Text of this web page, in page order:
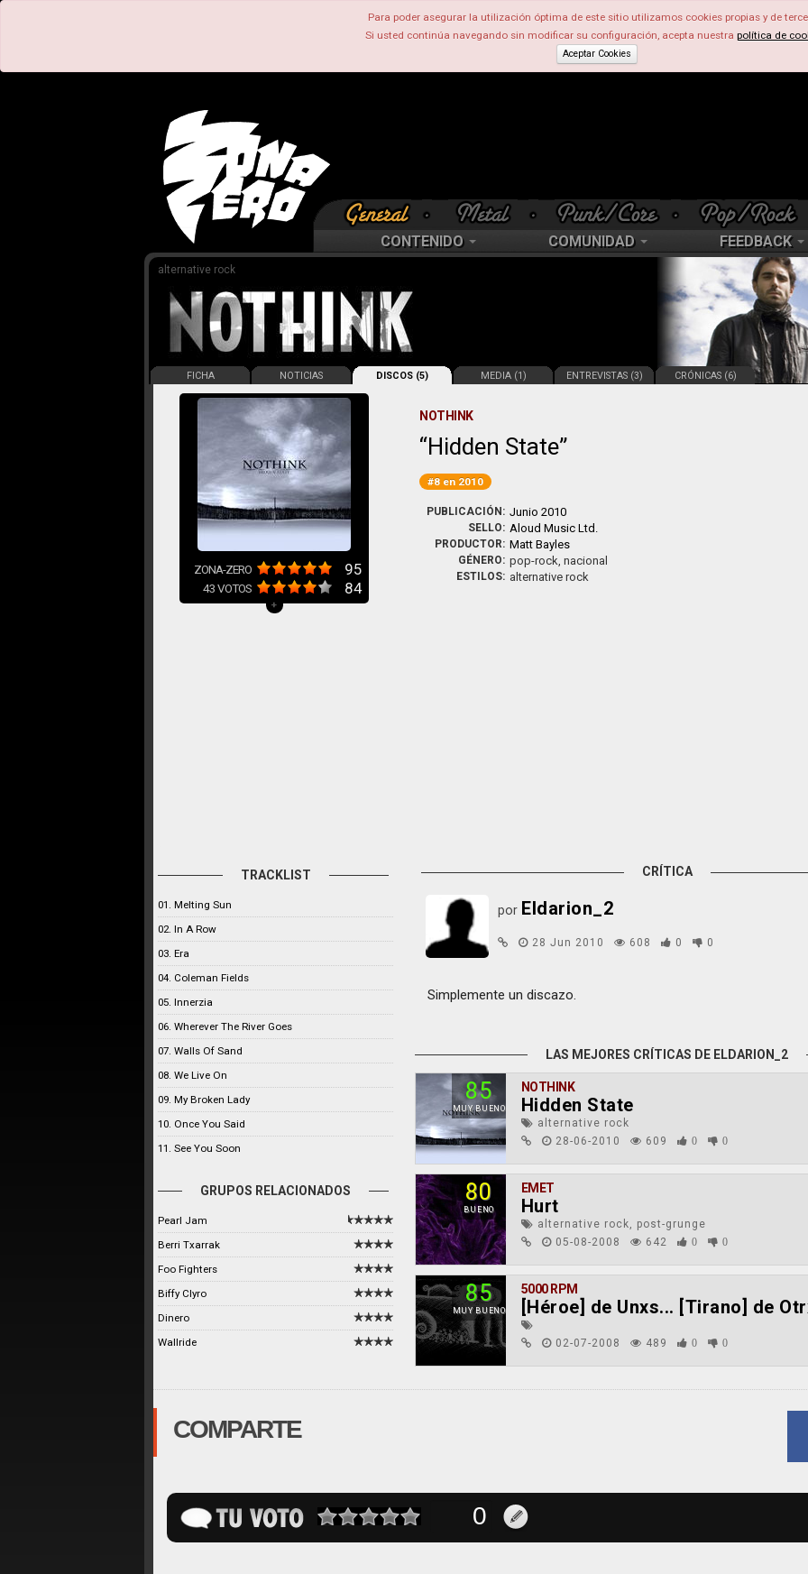
Para poder asegurar la utilización óptima de este sitio utilizamos cookies propias y de
Si usted continúa navegando sin modificar su configuración, acepta nuestra política de
Aceptar Cookies
CONTENIDO COMUNIDAD FEEDBACK
alternative rock
FICHA NOTICIAS DISCOS (5) MEDIA (1) ENTREVISTAS (3) CRÓNICAS (6)
ZONA-ZERO 95
43VOTOS 84
+
NOTHINK
Hidden State
#8 en 2010
PUBLICACIÓN: Junio 2010
SELLO: Aloud Music Ltd.
PRODUCTOR: Matt Bayles
GÉNERO: pop-rock, nacional
ESTILOS: alternative rock
TRACKLIST
01. Melting Sun
02. In A Row
03. Era
04. Coleman Fields
05. Innerzia
06. Wherever The River Goes
07. Walls Of Sand
08. We Live On
09. My Broken Lady
10. Once You Said
11. See You Soon
GRUPOS RELACIONADOS
Pearl Jam
Berri Txarrak
Foo Fighters
Biffy Clyro
Dinero
Wallride
CRÍTICA
por Eldarion_2
28 Jun 2010 608 0 0
Simplemente un discazo.
LAS MEJORES CRÍTICAS DE ELDARION_2
85
MUY BUENO
NOTHINK
Hidden State
alternative rock
28-06-2010
609 0 0
80
BUENO
EMET
Hurt
alternative rock, post-grunge
05-08-2008
642 0 0
85
MUY BUENO
5000 RPM
[Héroe] de Unxs... [Tirano] de
02-07-2008 489 0 0
COMPARTE